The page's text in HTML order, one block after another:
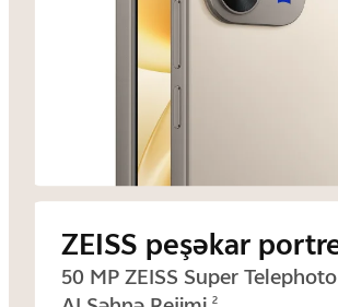
ZEISS peşəkar
50 MP ZEISS Super
2